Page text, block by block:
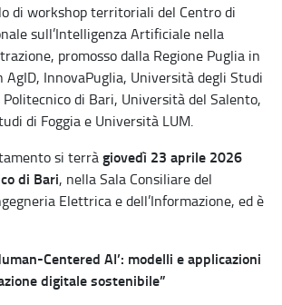
di workshop territoriali del Centro di
sull’Intelligenza Artificiale nella
promosso dalla Regione Puglia in
AgID, InnovaPuglia, Università degli Studi
di Bari, Università del Salento,
di Foggia e Università LUM.
si terràgiovedì 23 aprile 2026
di Bari, nella Sala Consiliare del
Elettrica e dell’Informazione, ed è
Centered AI’: modelli e applicazioni
digitale sostenibile”